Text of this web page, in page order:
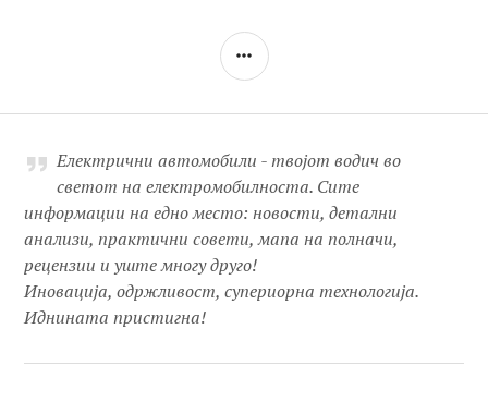
SIDEBAR
Електрични автомобили - твојот водич во
светот на електромобилноста. Сите
информации на едно место: новости, детални
анализи, практични совети, мапа на полначи,
рецензии и уште многу друго!
Иновација, одржливост, супериорна технологија.
Иднината пристигна!